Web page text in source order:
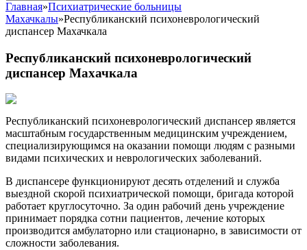
Главная»Психиатрические больницы
Махачкалы»Республиканский психоневрологический
диспансер Махачкала
Республиканский психоневрологический
диспансер Махачкала
Республиканский психоневрологический диспансер является
масштабным государственным медицинским учреждением,
специализирующимся на оказании помощи людям с разными
видами психических и неврологических заболеваний.
В диспансере функционируют десять отделений и служба
выездной скорой психиатрической помощи, бригада которой
работает круглосуточно. За один рабочий день учреждение
принимает порядка сотни пациентов, лечение которых
производится амбулаторно или стационарно, в зависимости от
сложности заболевания.